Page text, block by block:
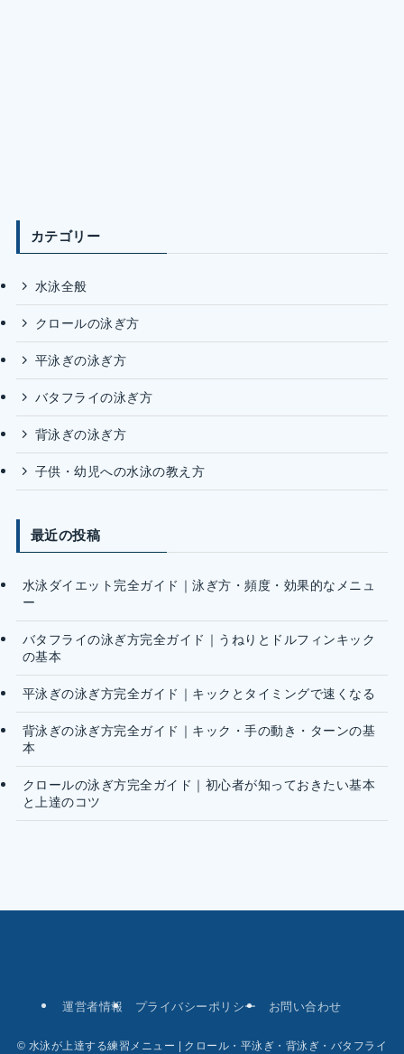
カテゴリー
水泳全般
クロールの泳ぎ方
平泳ぎの泳ぎ方
バタフライの泳ぎ方
背泳ぎの泳ぎ方
子供・幼児への水泳の教え方
最近の投稿
水泳ダイエット完全ガイド｜泳ぎ方・頻度・効果的なメニュ
ー
バタフライの泳ぎ方完全ガイド｜うねりとドルフィンキック
の基本
平泳ぎの泳ぎ方完全ガイド｜キックとタイミングで速くなる
背泳ぎの泳ぎ方完全ガイド｜キック・手の動き・ターンの基
本
クロールの泳ぎ方完全ガイド｜初心者が知っておきたい基本
と上達のコツ
運営者情報 プライバシーポリシー お問い合わせ
© 水泳が上達する練習メニュー | クロール・平泳ぎ・背泳ぎ・バタフライ